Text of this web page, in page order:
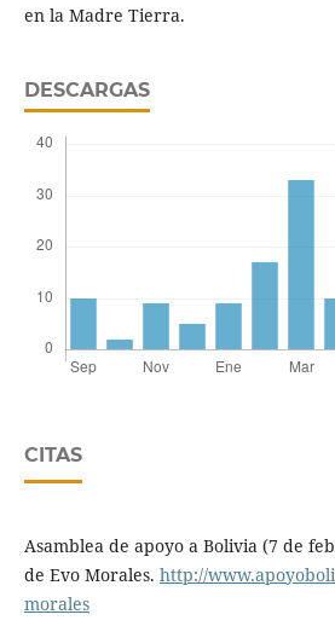
en la Madre Tierra.
DESCARGAS
CITAS
Asamblea de apoyo a Bolivia (7 de
de Evo Morales. http://
morales